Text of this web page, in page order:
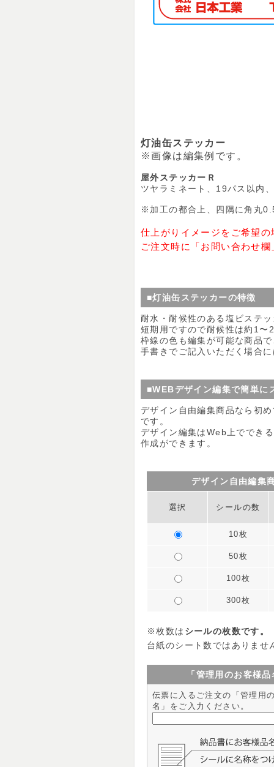
灯油缶ステッカー
※画像は編集例です。
屋外ステッカーＲ
ツヤラミネート、19パス以内
※加工の都合上、四隅に角丸
仕上がりイメージをご希望の
ご注文時に「お問い合わせ
■灯油缶ステッカーの特徴
耐水・耐候性のある塩ビステ
短期用ですので耐候性は約1〜
枠線の色も編集が可能な商品
手書きでご記入いただく場合
■WEBデザイン編集で簡単に
デザイン自由編集商品なら初
です。
デザイン編集はWeb上ででき
作成ができます。
デザイン自由編集
選択 シールの数
10枚
50枚
100枚
300枚
※枚数は シールの枚数です。
台紙のシート数ではありませ
「管理用のお客様
伝票に入るご注文の「管理用
名」をご入力ください。